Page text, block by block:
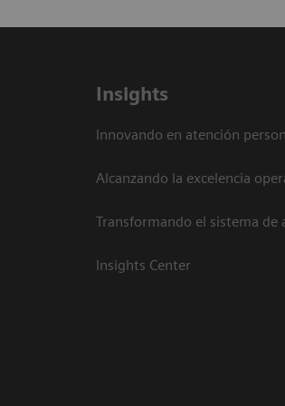
Insights
Innovando en atención
Alcanzando la excelencia
Transformando el sistema de
Insights Center